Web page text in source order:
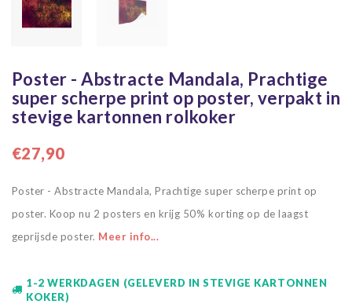
Poster - Abstracte Mandala, Prachtige
super scherpe print op poster, verpakt in
stevige kartonnen rolkoker
€27,90
Poster - Abstracte Mandala, Prachtige super scherpe print op
poster. Koop nu 2 posters en krijg 50% korting op de laagst
geprijsde poster. Meer info...
1-2 WERKDAGEN (GELEVERD IN STEVIGE KARTONNEN
KOKER)